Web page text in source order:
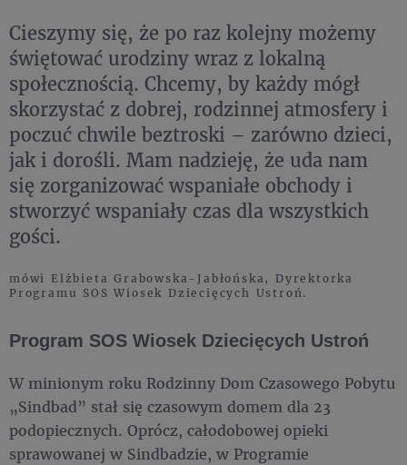
Cieszymy się, że po raz kolejny możemy
świętować urodziny wraz z lokalną
społecznością. Chcemy, by każdy mógł
skorzystać z dobrej, rodzinnej atmosfery i
poczuć chwile beztroski – zarówno dzieci,
jak i dorośli. Mam nadzieję, że uda nam
się zorganizować wspaniałe obchody i
stworzyć wspaniały czas dla wszystkich
gości.
mówi Elżbieta Grabowska-Jabłońska, Dyrektorka
Programu SOS Wiosek Dziecięcych Ustroń.
Program SOS Wiosek Dziecięcych Ustroń
W minionym roku Rodzinny Dom Czasowego Pobytu
„Sindbad” stał się czasowym domem dla 23
podopiecznych. Oprócz, całodobowej opieki
sprawowanej w Sindbadzie, w Programie